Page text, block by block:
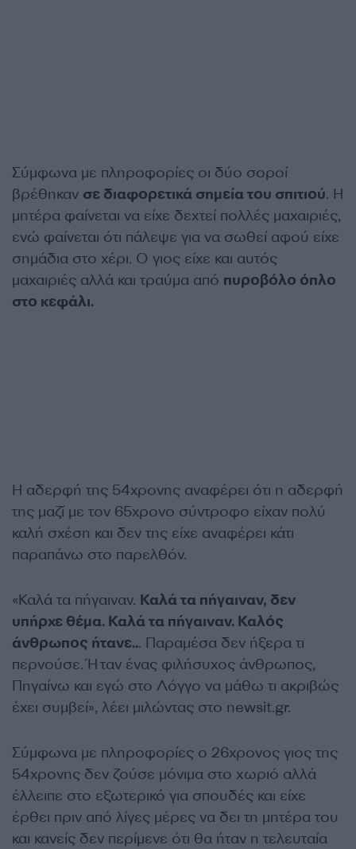
Σύμφωνα με πληροφορίες οι δύο σοροί
βρέθηκαν σε διαφορετικά σημεία του σπιτιού. Η
μητέρα φαίνεται να είχε δεχτεί πολλές μαχαιριές,
ενώ φαίνεται ότι πάλεψε για να σωθεί αφού είχε
σημάδια στο χέρι. Ο γιος είχε και αυτός
μαχαιριές αλλά και τραύμα από πυροβόλο όπλο
στο κεφάλι.
Η αδερφή της 54χρονης αναφέρει ότι η αδερφή
της μαζί με τον 65χρονο σύντροφο είχαν πολύ
καλή σχέση και δεν της είχε αναφέρει κάτι
παραπάνω στο παρελθόν.
«Καλά τα πήγαιναν. Καλά τα πήγαιναν, δεν
υπήρχε θέμα. Καλά τα πήγαιναν. Καλός
άνθρωπος ήτανε... Παραμέσα δεν ήξερα τι
περνούσε. Ήταν ένας φιλήσυχος άνθρωπος,
Πηγαίνω και εγώ στο Λόγγο να μάθω τι ακριβώς
έχει συμβεί», λέει μιλώντας στο newsit.gr.
Σύμφωνα με πληροφορίες ο 26χρονος γιος της
54χρονης δεν ζούσε μόνιμα στο χωριό αλλά
έλλειπε στο εξωτερικό για σπουδές και είχε
έρθει πριν από λίγες μέρες να δει τη μητέρα του
και κανείς δεν περίμενε ότι θα ήταν η τελευταία